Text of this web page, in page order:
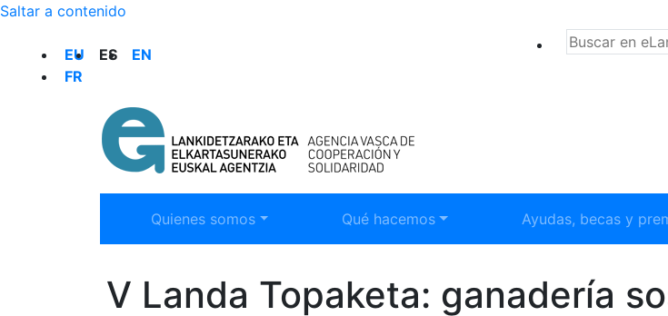
Saltar a contenido
SELECCIÓN DE IDIOMA
EU ES
EN
FR
Mostrar submenú:
Quienes somos Mostrar submenú:
Qué hacemos Mostrar submenú:
Ayudas, becas y
V Landa Topaketa: ganadería